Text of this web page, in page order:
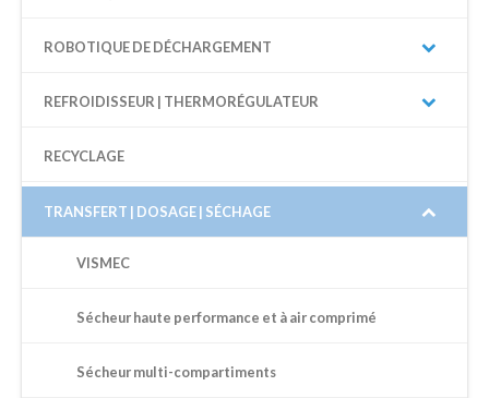
ROBOTIQUE DE DÉCHARGEMENT
REFROIDISSEUR | THERMORÉGULATEUR
RECYCLAGE
TRANSFERT | DOSAGE | SÉCHAGE
VISMEC
Sécheur haute performance et à air comprimé
Sécheur multi-compartiments